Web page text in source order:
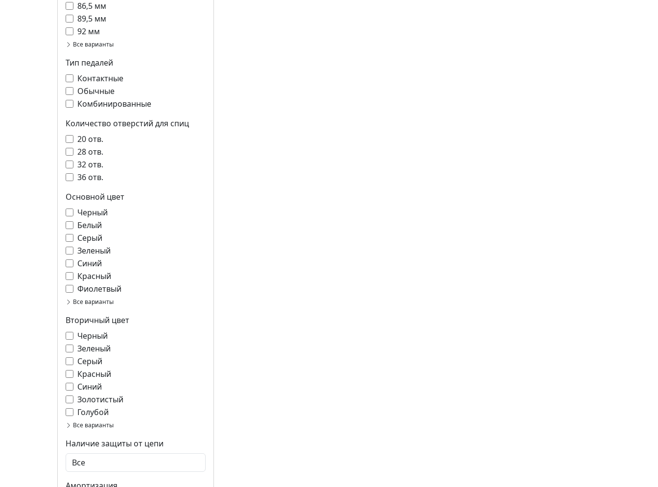
86,5 мм
89,5 мм
92 мм
Все варианты
Тип педалей
Контактные
Обычные
Комбинированные
Количество отверстий для спиц
20 отв.
28 отв.
32 отв.
36 отв.
Основной цвет
Черный
Белый
Серый
Зеленый
Синий
Красный
Фиолетвый
Все варианты
Вторичный цвет
Черный
Зеленый
Серый
Красный
Синий
Золотистый
Голубой
Все варианты
Наличие защиты от цепи